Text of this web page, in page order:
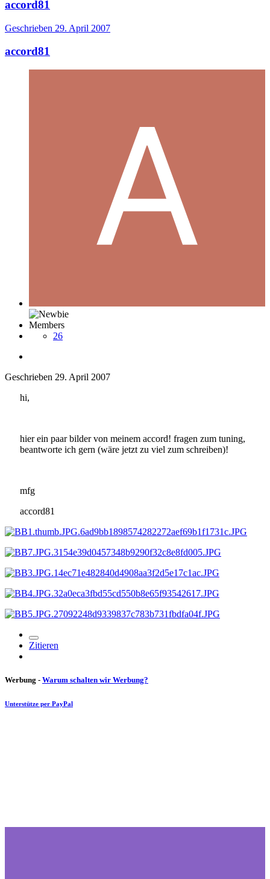
accord81
Geschrieben 29. April 2007
accord81
Members
26
Geschrieben 29. April 2007
hi,
hier ein paar bilder von meinem accord! fragen zum tuning,
beantworte ich gern (wäre jetzt zu viel zum schreiben)!
mfg
accord81
Zitieren
Werbung - Warum schalten wir Werbung?
Unterstütze per PayPal